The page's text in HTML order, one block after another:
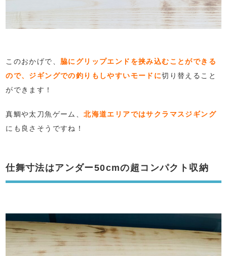
このおかげで、 脇にグリップエンドを挟み込むことができる
ので、ジギングでの釣りもしやすいモードに切り替えること
ができます！
真鯛や太刀魚ゲーム、北海道エリアではサクラマスジギング
にも良さそうですね！
仕舞寸法はアンダー50cmの超コンパクト収納